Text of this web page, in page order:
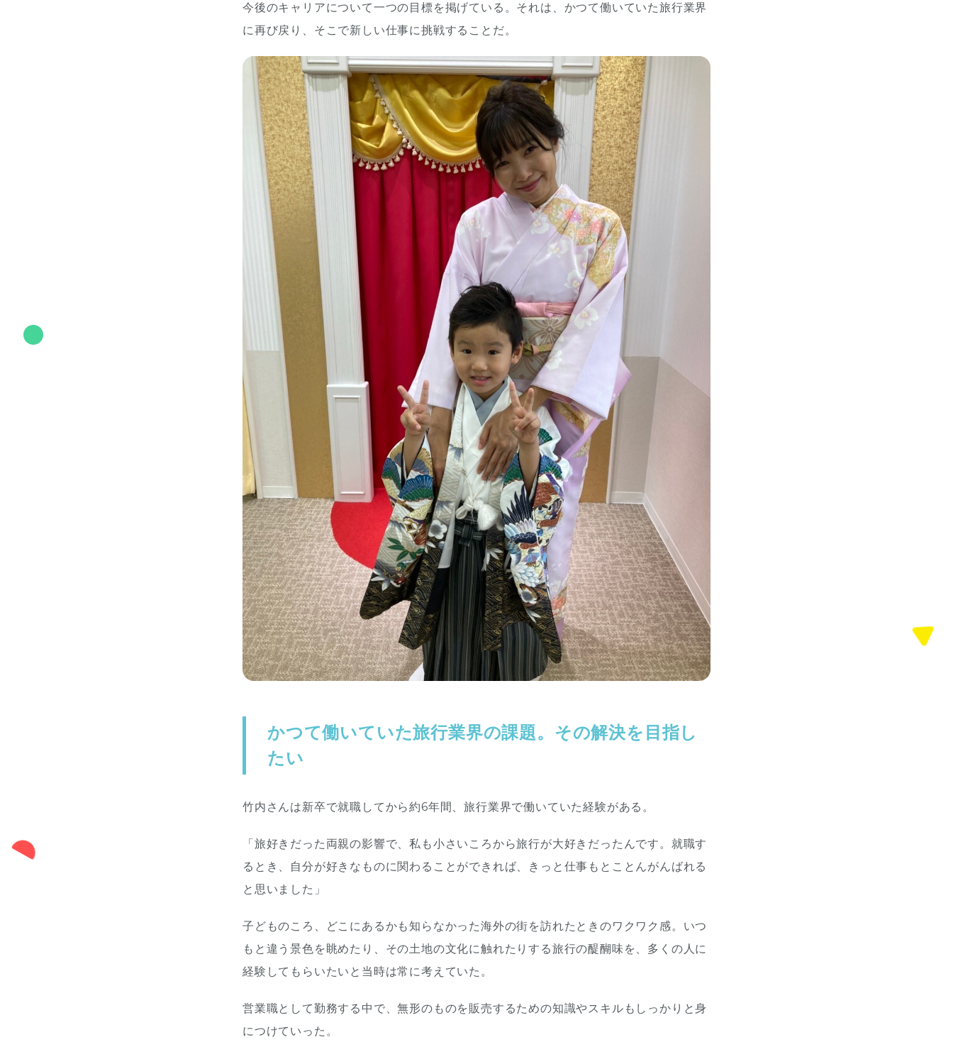
今後のキャリアについて一つの目標を掲げている。それは、かつて働いていた旅行業界
に再び戻り、そこで新しい仕事に挑戦することだ。
かつて働いていた旅行業界の課題。その解決を目指し
たい
竹内さんは新卒で就職してから約6年間、旅行業界で働いていた経験がある。
「旅好きだった両親の影響で、私も小さいころから旅行が大好きだったんです。就職す
るとき、自分が好きなものに関わることができれば、きっと仕事もとことんがんばれる
と思いました」
子どものころ、どこにあるかも知らなかった海外の街を訪れたときのワクワク感。いつ
もと違う景色を眺めたり、その土地の文化に触れたりする旅行の醍醐味を、多くの人に
経験してもらいたいと当時は常に考えていた。
営業職として勤務する中で、無形のものを販売するための知識やスキルもしっかりと身
につけていった。